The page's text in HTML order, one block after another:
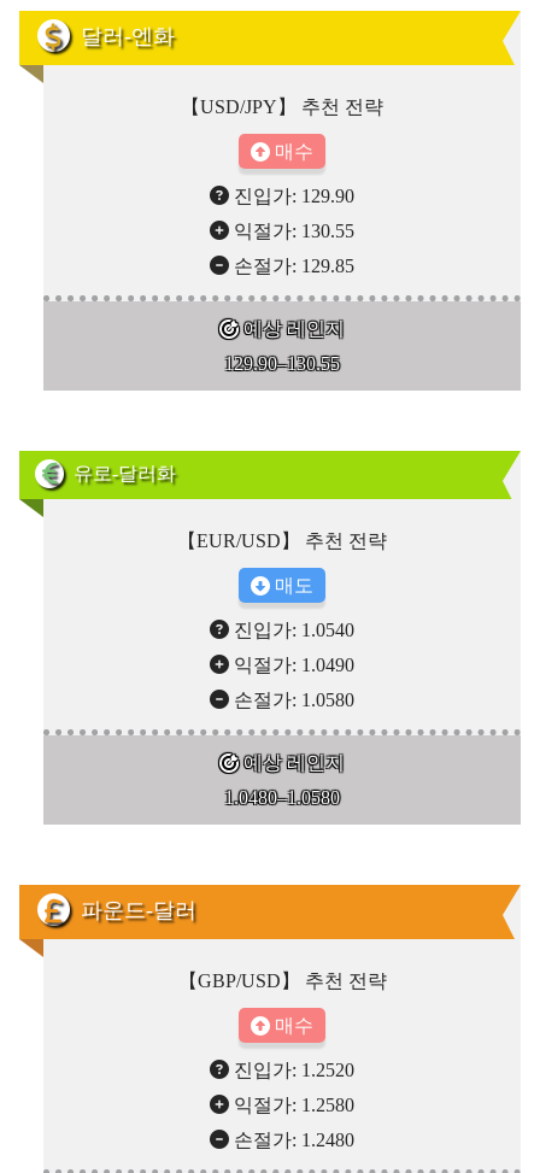
달러-엔화
【USD/JPY】 추천 전략
매수
진입가: 129.90
익절가: 130.55
손절가: 129.85
예상 레인지
129.90–130.55
유로-달러화
【EUR/USD】 추천 전략
매도
진입가: 1.0540
익절가: 1.0490
손절가: 1.0580
예상 레인지
1.0480–1.0580
파운드-달러
【GBP/USD】 추천 전략
매수
진입가: 1.2520
익절가: 1.2580
손절가: 1.2480